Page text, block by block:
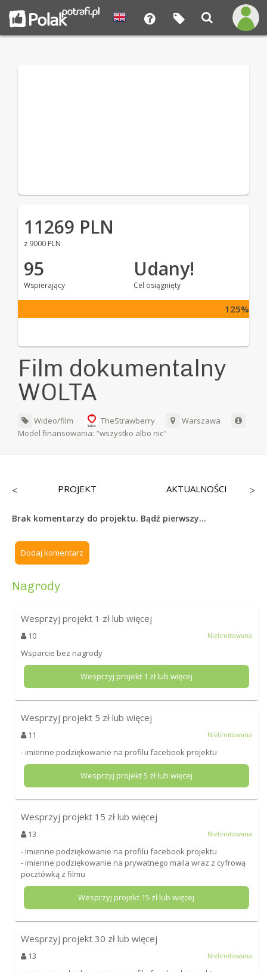
11269 PLN
z 9000 PLN
95
Wspierający
Udany!
Cel osiągnięty
125%
Film dokumentalny
WOLTA
Wideo/film TheStrawberry
Warszawa
Model finansowania: "wszystko albo nic"
< PROJEKT AKTUALNOŚCI >
Brak komentarzy do projektu. Bądź pierwszy...
Dodaj komentarz
Nagrody
Wesprzyj projekt 1 zł lub więcej
10 Nielimitowana
Wsparcie bez nagrody
Wesprzyj projekt 1 zł lub więcej
Wesprzyj projekt 5 zł lub więcej
11 Nielimitowana
- imienne podziękowanie na profilu facebook projektu
Wesprzyj projekt5 zł lub więcej
Wesprzyj projekt 15 zł lub więcej
13 Nielimitowana
- imienne podziękowanie na profilu facebook projektu
- imienne podziękowanie na prywatnego maila wraz z cyfrową
pocztówką z filmu
Wesprzyj projekt 15 zł lub więcej
Wesprzyj projekt 30 zł lub więcej
13 Nielimitowana